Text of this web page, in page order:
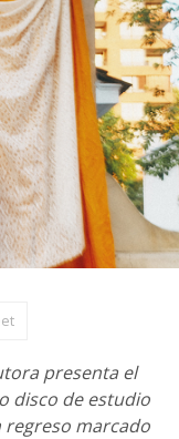
presenta el
disco de estudio
regreso marcado